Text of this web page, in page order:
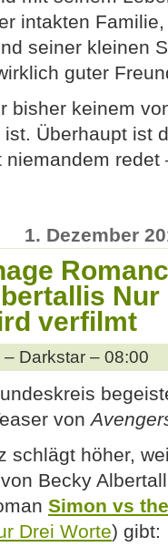
intakten
seiner kleinen
guter
bisher keinem
Überhaupt ist
niemandem
1. Dezember
Nur
verfilmt
– Darkstar – 08:00
von
schlägt höher,
Becky
Simon vs
Drei Worte) gibt: